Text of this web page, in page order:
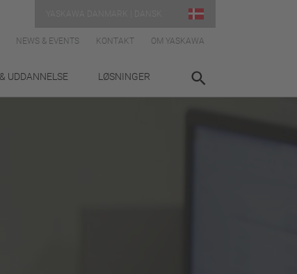
NEWS & EVENTS KONTAKT OM YASKAWA
UDDANNELSE LØSNINGER